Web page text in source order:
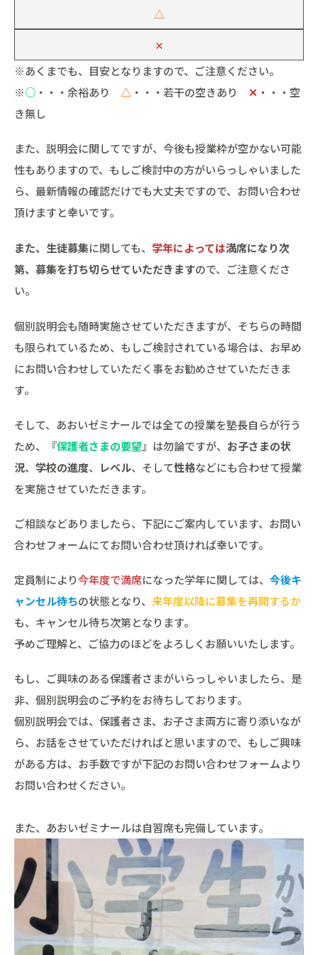
△
✕
※あくまでも、目安となりますので、ご注意ください。
※○ ・・・余裕あり △ ・・・若干の空きあり ✕ ・・・空
き無し
また、説明会に関してですが、今後も授業枠が空かない可能
性もありますので、もしご検討中の方がいらっしゃいました
ら、最新情報の確認だけでも大丈夫ですので、お問い合わせ
頂けますと幸いです。
また、生徒募集に関しても、 学年によっては満席になり次
第、募集を打ち切らせていただきますので、ご注意くださ
い。
個別説明会も随時実施させていただきますが、そちらの時間
も限られているため、もしご検討されている場合は、お早め
にお問い合わせしていただく事をお勧めさせていただきま
す。
そして、あおいゼミナールでは全ての授業を塾長自らが行う
ため、『保護者さまの要望』は勿論ですが、 お子さまの状
況、 学校の進度、 レベル、そして性格などにも合わせて授業
を実施させていただきます。
ご相談などありましたら、下記にご案内しています、お問い
合わせフォームにてお問い合わせ頂ければ幸いです。
定員制により今年度で満席になった学年に関しては、 今後キ
ャンセル待ちの状態となり、 来年度以降に募集を再開するか
も、キャンセル待ち次第となります。
予めご理解と、ご協力のほどをよろしくお願いいたします。
もし、ご興味のある保護者さまがいらっしゃいましたら、是
非、個別説明会のご予約をお待ちしております。
個別説明会では、保護者さま、お子さま両方に寄り添いなが
ら、お話をさせていただければと思いますので、もしご興味
がある方は、お手数ですが下記のお問い合わせフォームより
お問い合わせください。
また、あおいゼミナールは自習席も完備しています。